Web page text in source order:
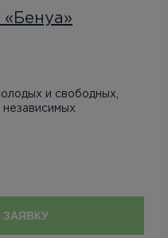
и свободных,
независимых
ЗАЯВКУ